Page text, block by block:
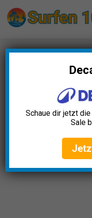
Zum
Inhalt
Startseite»Blog
Schaue dir jetzt
Sale